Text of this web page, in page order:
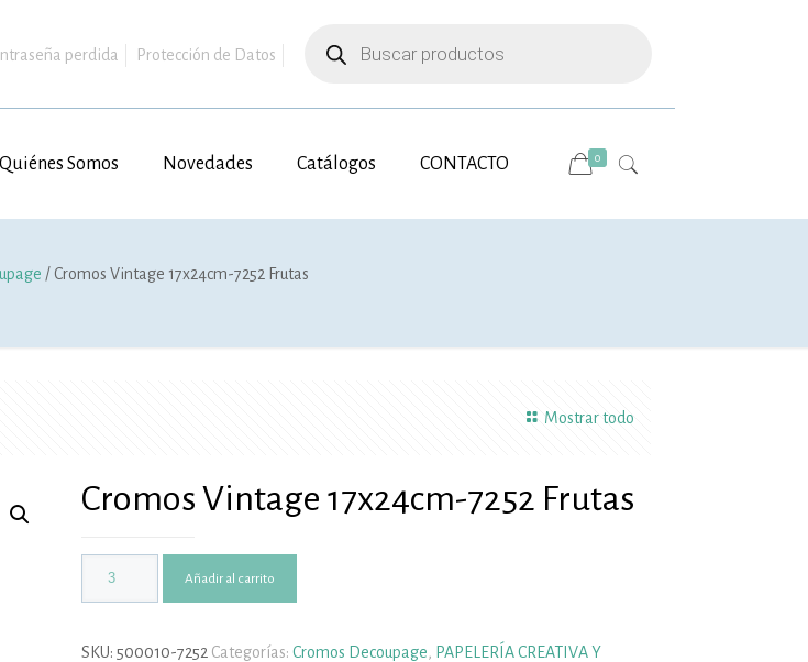
perdida Protección de Datos
productos
Quiénes Somos Novedades Catálogos CONTACTO 0
/ Cromos Vintage 17x24cm-7252 Frutas
Mostrar todo
Cromos Vintage 17x24cm-7252 Frutas
Añadir al carrito
SKU: 500010-7252 Categorías: Cromos Decoupage
PAPELERÍA CREATIVA Y